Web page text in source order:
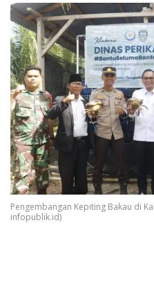
Pengembangan Kepiting Bakau di
infopublik.id)